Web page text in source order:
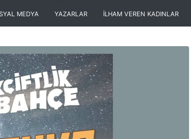
MEDYA YAZARLAR İLHAM VEREN KADINLAR